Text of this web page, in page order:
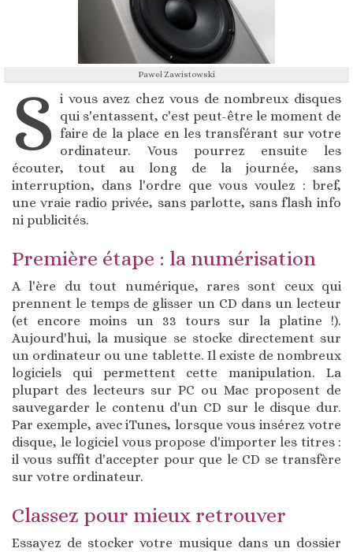
Paweł Zawistowski
S i vous avez chez vous de nombreux disques
qui s'entassent, c'est peut-être le moment de
faire de la place en les transférant sur votre
ordinateur. Vous pourrez ensuite les
écouter, tout au long de la journée, sans
interruption, dans l'ordre que vous voulez : bref,
une vraie radio privée, sans parlotte, sans flash info
ni publicités.
Première étape : la numérisation
A l'ère du tout numérique, rares sont ceux qui
prennent le temps de glisser un CD dans un lecteur
(et encore moins un 33 tours sur la platine !).
Aujourd'hui, la musique se stocke directement sur
un ordinateur ou une tablette. Il existe de nombreux
logiciels qui permettent cette manipulation. La
plupart des lecteurs sur PC ou Mac proposent de
sauvegarder le contenu d'un CD sur le disque dur.
Par exemple, avec iTunes, lorsque vous insérez votre
disque, le logiciel vous propose d'importer les titres :
il vous suffit d'accepter pour que le CD se transfère
sur votre ordinateur.
Classez pour mieux retrouver
Essayez de stocker votre musique dans un dossier